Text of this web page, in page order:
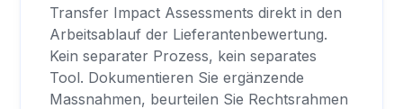
Transfer Impact Assessments direkt in den
Arbeitsablauf der Lieferantenbewertung.
Kein separater Prozess, kein separates
Tool. Dokumentieren Sie ergänzende
Massnahmen, beurteilen Sie Rechtsrahmen